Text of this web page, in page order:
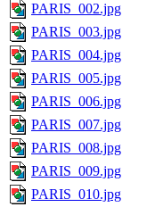
PARIS_002.jpg
PARIS_003.jpg
PARIS_004.jpg
PARIS_005.jpg
PARIS_006.jpg
PARIS_007.jpg
PARIS_008.jpg
PARIS_009.jpg
PARIS_010.jpg